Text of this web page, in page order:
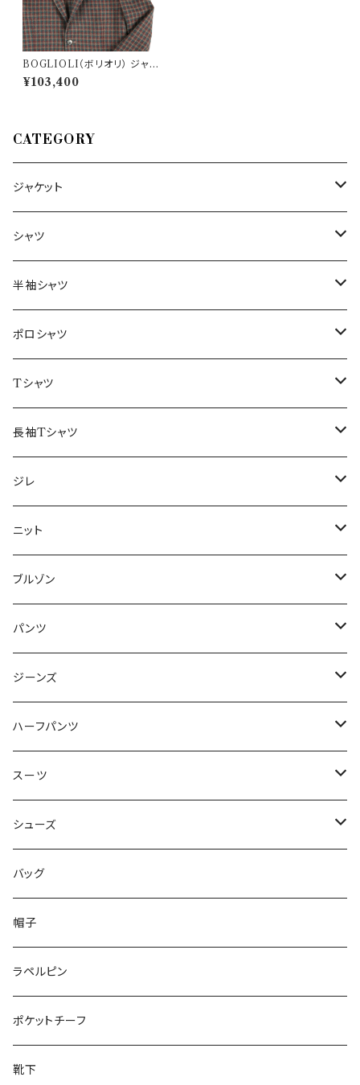
BOGLIOLI（ボリオリ） ジャケ
ット N2902E 21818
¥103,400
CATEGORY
ジャケット
～44/S
46/M
48/L
50/XL～
シャツ
～44/S
46/M
48/L
50/XL～
半袖シャツ
～44/S
46/M
48/L
50/XL～
ポロシャツ
～44/S
46/M
48/L
50/XL～
Tシャツ
～44/S
46/M
48/L
50/XL～
長袖Tシャツ
～44/S
46/M
48/L
50/XL～
ジレ
～44/S
46/M
48/L
50/XL～
ニット
～44/S
46/M
48/L
50/XL～
ブルゾン
～44/S
46/M
48/L
50/XL～
パンツ
～44/S
46/M
48/L
50/XL～
ジーンズ
～44/S
46/M
48/L
50/XL～
ハーフパンツ
～44/S
46/M
48/L
50/XL～
スーツ
～44/S
46/M
48/L
50/XL～
シューズ
～25.5cm
26cm～
27cm～
28cm～
バッグ
帽子
ラペルピン
ポケットチーフ
靴下